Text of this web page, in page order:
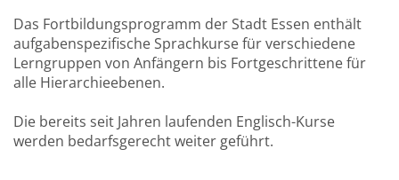
Das Fortbildungsprogramm der Stadt Essen enthält
aufgabenspezifische Sprachkurse für verschiedene
Lerngruppen von Anfängern bis Fortgeschrittene für
alle Hierarchieebenen.
Die bereits seit Jahren laufenden Englisch-Kurse
werden bedarfsgerecht weiter geführt.